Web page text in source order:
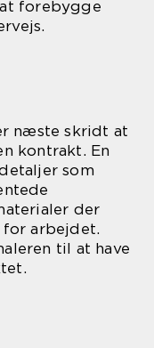
forebygge
næste skridt at
kontrakt. En
som
der
for arbejdet.
til at have